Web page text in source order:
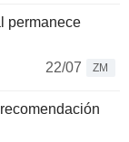
permanece
22/07
ZM